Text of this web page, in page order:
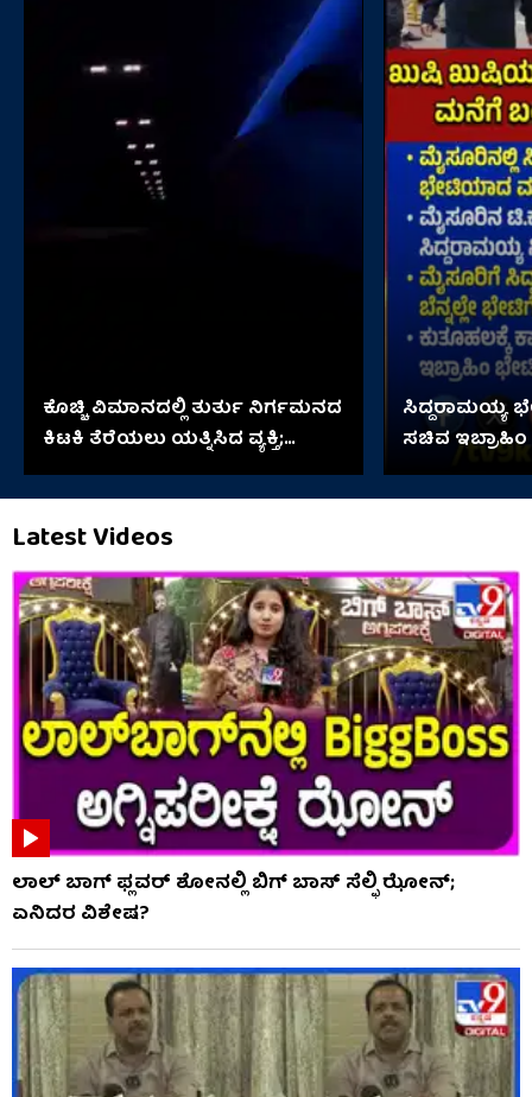
ಕೊಚ್ಚಿ ವಿಮಾನದಲ್ಲಿ ತುರ್ತು ನಿರ್ಗಮನದ
ಕಿಟಕಿ ತೆರೆಯಲು ಯತ್ನಿಸಿದ ವ್ಯಕ್ತಿ;
ಆಮೇಲೇನಾಯ್ತು?
ಸಿದ್ದರಾಮಯ್ಯ
ಸಚಿವ ಇಬ್ರಾಹಿಂ
Latest Videos
ಲಾಲ್ ಬಾಗ್ ಫ್ಲವರ್ ಶೋನಲ್ಲಿ ಬಿಗ್ ಬಾಸ್ ಸೆಲ್ಫಿ ಝೋನ್;
ಏನಿದರ ವಿಶೇಷ?